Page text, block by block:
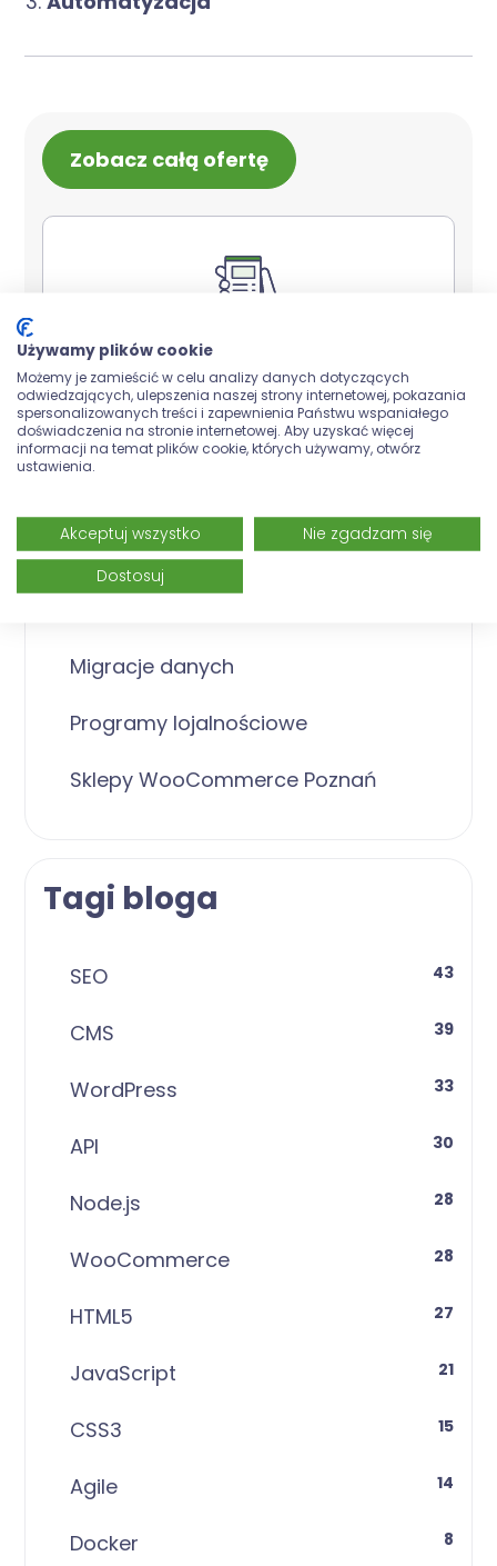
Zobacz całą ofertę
Software House Poznań
Nasza oferta
Migracje danych
Programy lojalnościowe
Sklepy WooCommerce Poznań
Tagi bloga
SEO 43
CMS 39
WordPress 33
API 30
Node.js 28
WooCommerce 28
HTML5 27
JavaScript 21
CSS3 15
Agile 14
Docker 8
Używamy plików cookie
Możemy je zamieścić w celu analizy danych dotyczących
odwiedzających, ulepszenia naszej strony internetowej, pokazania
spersonalizowanych treści i zapewnienia Państwu wspaniałego
doświadczenia na stronie internetowej. Aby uzyskać więcej
informacji na temat plików cookie, których używamy, otwórz
ustawienia.
Akceptuj wszystko
Nie zgadzam się
Dostosuj